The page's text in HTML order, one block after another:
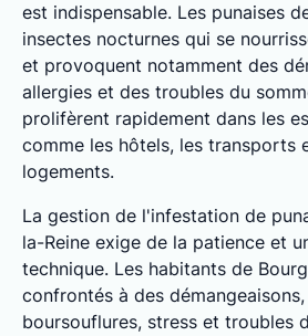
est indispensable. Les punaises
insectes nocturnes qui se
et provoquent notamment des
allergies et des troubles du
prolifèrent rapidement dans les
comme les hôtels, les transports
logements.
La gestion de l'infestation de
la-Reine exige de la patience et
technique. Les habitants de
confrontés à des
boursouflures, stress et troubles